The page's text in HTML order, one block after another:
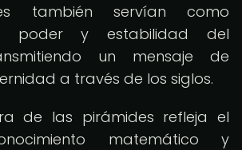
también servían como
poder y estabilidad del
un mensaje de
a través de los siglos.
de las pirámides refleja el
matemático y